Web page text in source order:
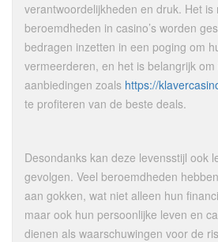
verantwoordelijkheden en druk. Het
beroemdheden in casino’s worden
bedragen inzetten in een poging om
vermeerderen, en het is belangrijk
aanbiedingen zoals https://
te profiteren van de beste deals.
Desondanks kan deze levensstijl ook
gevolgen. Veel beroemdheden
aan gokken, wat niet alleen hun
maar ook hun persoonlijke leven en
dienen als waarschuwingen voor de